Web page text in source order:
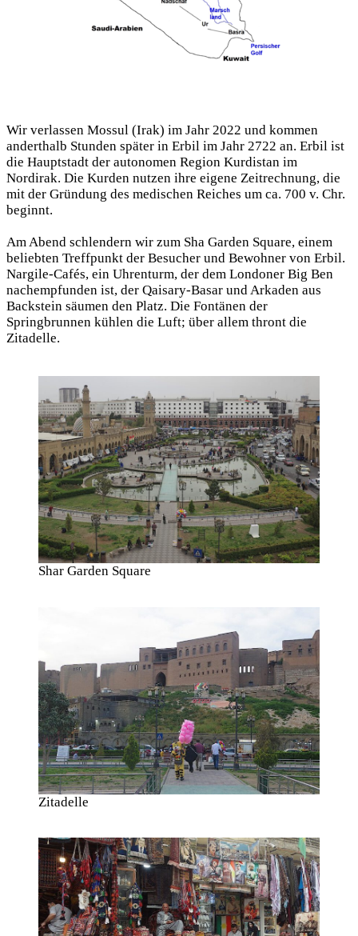
Wir verlassen Mossul (Irak) im Jahr 2022 und kommen
anderthalb Stunden später in Erbil im Jahr 2722 an. Erbil ist
die Hauptstadt der autonomen Region Kurdistan im
Nordirak. Die Kurden nutzen ihre eigene Zeitrechnung, die
mit der Gründung des medischen Reiches um ca. 700 v. Chr.
beginnt.
Am Abend schlendern wir zum Sha Garden Square, einem
beliebten Treffpunkt der Besucher und Bewohner von Erbil.
Nargile-Cafés, ein Uhrenturm, der dem Londoner Big Ben
nachempfunden ist, der Qaisary-Basar und Arkaden aus
Backstein säumen den Platz. Die Fontänen der
Springbrunnen kühlen die Luft; über allem thront die
Zitadelle.
Shar Garden Square
Zitadelle